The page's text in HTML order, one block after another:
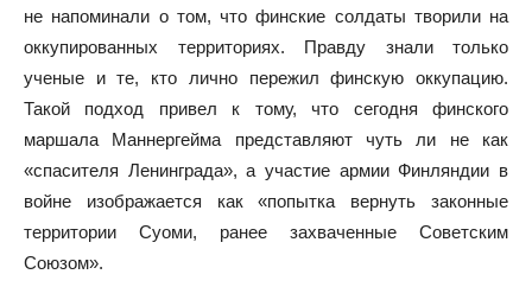
не напоминали о том, что финские солдаты творили на
оккупированных территориях. Правду знали только
ученые и те, кто лично пережил финскую оккупацию.
Такой подход привел к тому, что сегодня финского
маршала Маннергейма представляют чуть ли не как
«спасителя Ленинграда», а участие армии Финляндии в
войне изображается как «попытка вернуть законные
территории Суоми, ранее захваченные Советским
Союзом».